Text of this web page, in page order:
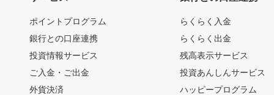
ポイントプログラム
銀行との口座連携
投資情報サービス
ご入金・ご出金
外貨決済
らくらく入金
らくらく出金
残高表示サービス
投資あんしんサービス
ハッピープログラム